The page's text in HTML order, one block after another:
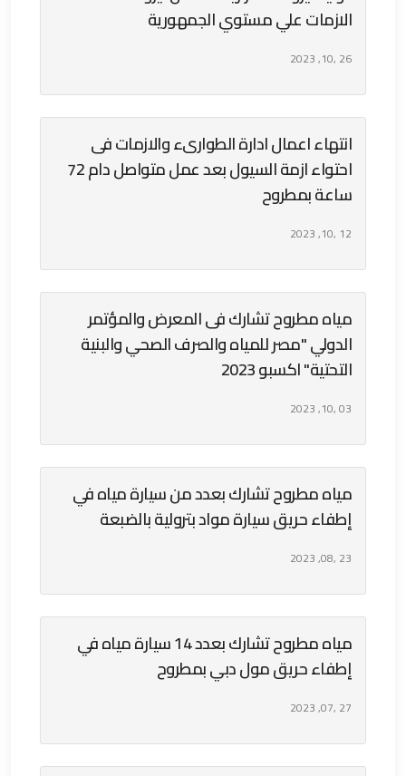
الازمات علي مستوي الجمهورية
26 ,10, 2023
انتهاء اعمال ادارة الطوارىء والازمات فى
احتواء ازمة السيول بعد عمل متواصل دام 72
ساعة بمطروح
12 ,10, 2023
مياه مطروح تشارك فى المعرض والمؤتمر
الدولي "مصر للمياه والصرف الصحي والبنية
التحتية" اكسبو 2023
03 ,10, 2023
مياه مطروح تشارك بعدد من سيارة مياه في
إطفاء حريق سيارة مواد بترولية بالضبعة
23 ,08, 2023
مياه مطروح تشارك بعدد 14 سيارة مياه في
إطفاء حريق مول دبي بمطروح
27 ,07, 2023